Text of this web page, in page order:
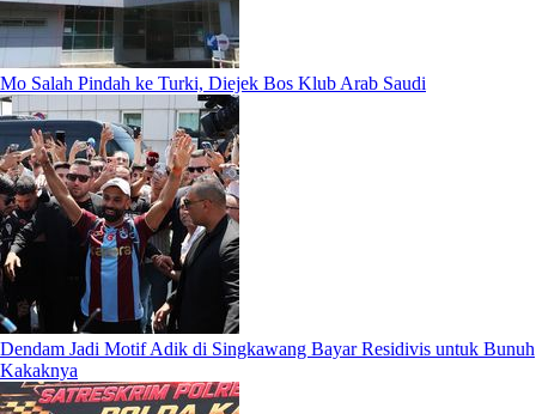
Mo Salah Pindah ke Turki, Diejek Bos Klub Arab Saudi
Dendam Jadi Motif Adik di Singkawang Bayar Residivis untuk Bunuh
Kakaknya